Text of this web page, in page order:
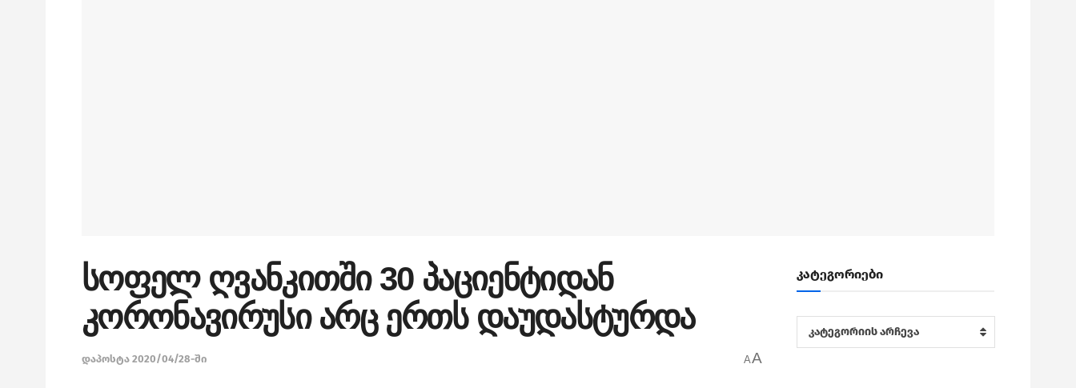
სოფელ ღვანკითში 30 პაციენტიდან
კორონავირუსი არც ერთს დაუდასტურდა
დაპოსტა 2020/04/28-ში AA
კატეგორიები
კატეგორიები
კატეგორიის არჩევა